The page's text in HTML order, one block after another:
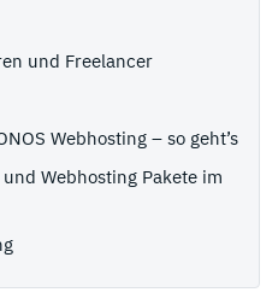
und Freelancer
Webhosting – so geht’s
Webhosting Pakete im